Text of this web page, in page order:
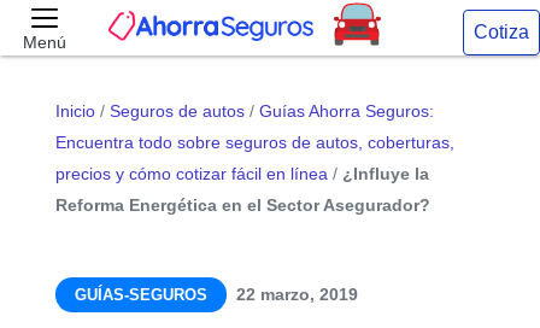
Menú Cotiza
Inicio / Seguros de autos / Guías Ahorra Seguros:
Encuentra todo sobre seguros de autos, coberturas,
precios y cómo cotizar fácil en línea / ¿Influye la
Reforma Energética en el Sector Asegurador?
GUÍAS-SEGUROS 22 marzo, 2019